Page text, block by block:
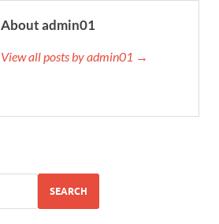
About admin01
View all posts by admin01 →
SEARCH